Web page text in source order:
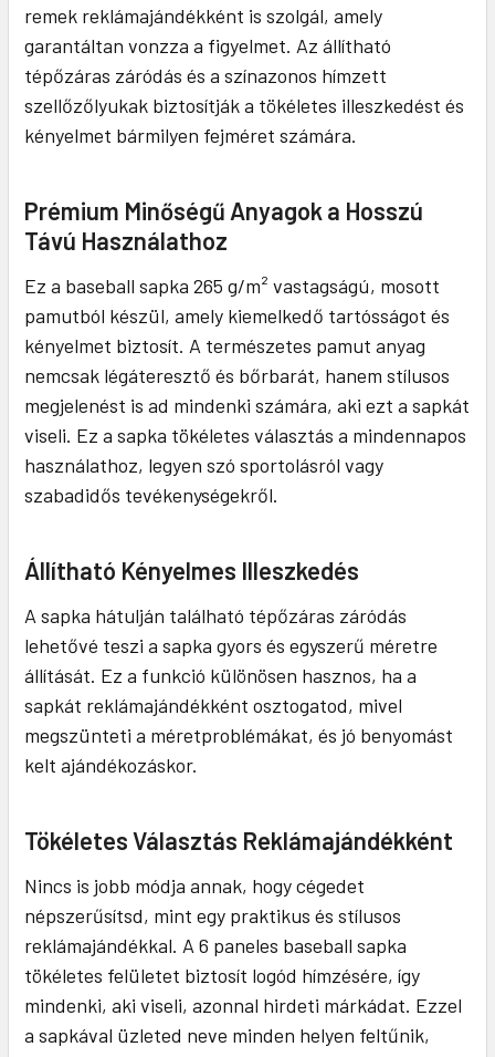
remek reklámajándékként is szolgál, amely
garantáltan vonzza a figyelmet. Az állítható
tépőzáras záródás és a színazonos hímzett
szellőzőlyukak biztosítják a tökéletes illeszkedést és
kényelmet bármilyen fejméret számára.
Prémium Minőségű Anyagok a Hosszú
Távú Használathoz
Ez a baseball sapka 265 g/m² vastagságú, mosott
pamutból készül, amely kiemelkedő tartósságot és
kényelmet biztosít. A természetes pamut anyag
nemcsak légáteresztő és bőrbarát, hanem stílusos
megjelenést is ad mindenki számára, aki ezt a sapkát
viseli. Ez a sapka tökéletes választás a mindennapos
használathoz, legyen szó sportolásról vagy
szabadidős tevékenységekről.
Állítható Kényelmes Illeszkedés
A sapka hátulján található tépőzáras záródás
lehetővé teszi a sapka gyors és egyszerű méretre
állítását. Ez a funkció különösen hasznos, ha a
sapkát reklámajándékként osztogatod, mivel
megszünteti a méretproblémákat, és jó benyomást
kelt ajándékozáskor.
Tökéletes Választás Reklámajándékként
Nincs is jobb módja annak, hogy cégedet
népszerűsítsd, mint egy praktikus és stílusos
reklámajándékkal. A 6 paneles baseball sapka
tökéletes felületet biztosít logód hímzésére, így
mindenki, aki viseli, azonnal hirdeti márkádat. Ezzel
a sapkával üzleted neve minden helyen feltűnik,